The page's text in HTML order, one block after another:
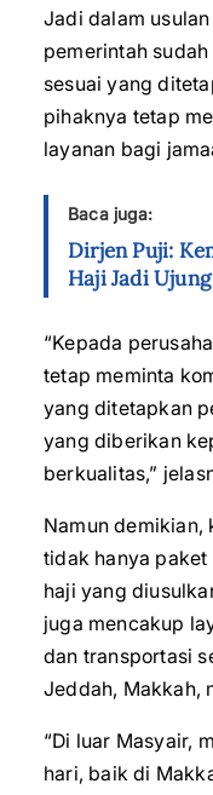
Jadi dalam
pemerintah
sesuai yang
pihaknya tetap
layanan bagi
Baca juga:
Dirjen Puji:
Haji Jadi
“Kepada
tetap meminta
yang ditetapkan
yang diberikan
berkualitas,”
Namun demikian,
tidak hanya paket
haji yang
juga mencakup
dan transportasi
Jeddah, Makkah,
“Di luar Masyair,
hari, baik di